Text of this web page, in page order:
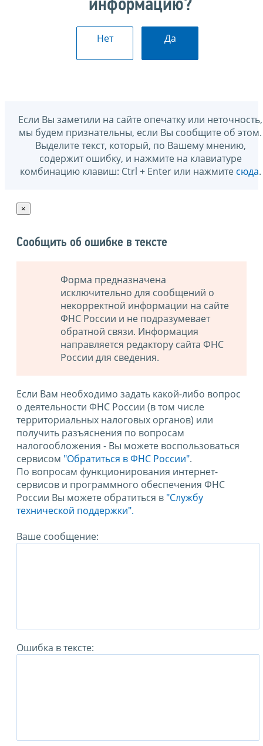
информацию?
Нет Да
Если Вы заметили на сайте опечатку или неточность,
мы будем признательны, если Вы сообщите об этом.
Выделите текст, который, по Вашему мнению,
содержит ошибку, и нажмите на клавиатуре
комбинацию клавиш: Ctrl + Enter или нажмите сюда.
×
Сообщить об ошибке в тексте
Форма предназначена
исключительно для сообщений о
некорректной информации на сайте
ФНС России и не подразумевает
обратной связи. Информация
направляется редактору сайта ФНС
России для сведения.
Если Вам необходимо задать какой-либо вопрос
о деятельности ФНС России (в том числе
территориальных налоговых органов) или
получить разъяснения по вопросам
налогообложения - Вы можете воспользоваться
сервисом "Обратиться в ФНС России".
По вопросам функционирования интернет-
сервисов и программного обеспечения ФНС
России Вы можете обратиться в "Службу
технической поддержки".
Ваше сообщение:
Ошибка в тексте: